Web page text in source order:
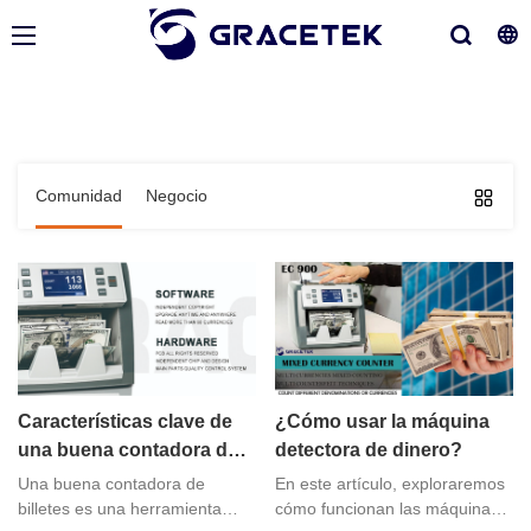
Comunidad Negocio
Características clave de
una buena contadora de
billetes para una gestión
del efectivo eficiente y
Una buena contadora de
billetes es una herramienta
¿Cómo usar la máquina
detectora de dinero?
En este artículo, exploraremos
cómo funcionan las máquinas